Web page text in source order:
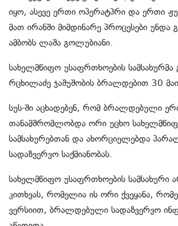
იყო, ასევე ერთი ოპერატპრი და ერთი
მათ ირანში მიმდინარე პროცესები უნდა
ამბობს ლაშა გოლუბიანი.
სახელმწიფო უსაფრთხოების
რცხილაძე ჯაშუშობის ბრალდებით 30
სუს-ში აცხადებენ, რომ ბრალდებული
თანამშრომლობდა ორი უცხო
სამსახურებთან და ახორციელებდა
სადაზვერვო საქმიანობას.
სახელმწიფო უსაფრთხოების სამსახური
კითხვას, რომელია ის ორი ქვეყანა,
ვერსიით, ბრალდებული სადაზვერვო